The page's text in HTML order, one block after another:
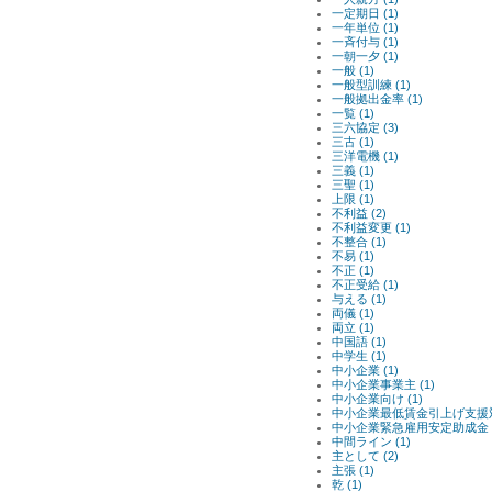
一定期日 (1)
一年単位 (1)
一斉付与 (1)
一朝一夕 (1)
一般 (1)
一般型訓練 (1)
一般拠出金率 (1)
一覧 (1)
三六協定 (3)
三古 (1)
三洋電機 (1)
三義 (1)
三聖 (1)
上限 (1)
不利益 (2)
不利益変更 (1)
不整合 (1)
不易 (1)
不正 (1)
不正受給 (1)
与える (1)
両儀 (1)
両立 (1)
中国語 (1)
中学生 (1)
中小企業 (1)
中小企業事業主 (1)
中小企業向け (1)
中小企業最低賃金引上げ支
中小企業緊急雇用安定助成金
中間ライン (1)
主として (2)
主張 (1)
乾 (1)